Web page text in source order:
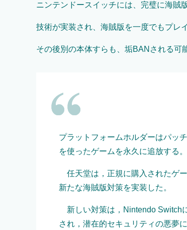
ニンテンドースイッチには、完璧に海賊
技術が実装され、海賊版を一度でもプレ
その後別の本体すらも、垢BANされる可
プラットフォームホルダーはパッ
を使ったゲームを永久に追放する。
任天堂は，正規に購入されたゲ
新たな海賊版対策を実装した。
新しい対策は，Nintendo Switch
され，潜在的セキュリティの悪夢